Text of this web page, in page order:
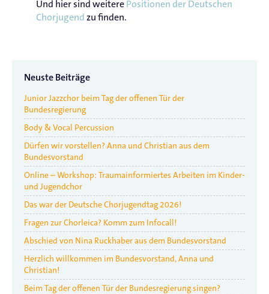
Und hier sind weiterePositionen der Deutschen
Chorjugendzu finden.
Neuste Beiträge
Junior Jazzchor beim Tag der offenen Tür der
Bundesregierung
Body & Vocal Percussion
Dürfen wir vorstellen? Anna und Christian aus dem
Bundesvorstand
Online – Workshop: Traumainformiertes Arbeiten im Kinder-
und Jugendchor
Das war der Deutsche Chorjugendtag 2026!
Fragen zur Chorleica? Komm zum Infocall!
Abschied von Nina Ruckhaber aus dem Bundesvorstand
Herzlich willkommen im Bundesvorstand, Anna und
Christian!
Beim Tag der offenen Tür der Bundesregierung singen?